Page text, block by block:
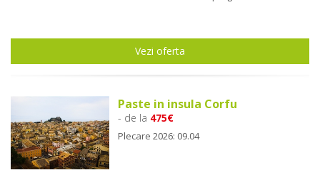
Vezi oferta
Paste in insula Corfu
- de la 475€
Plecare 2026: 09.04